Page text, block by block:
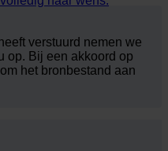
verstuurd nemen we
op. Bij een akkoord op
het bronbestand aan